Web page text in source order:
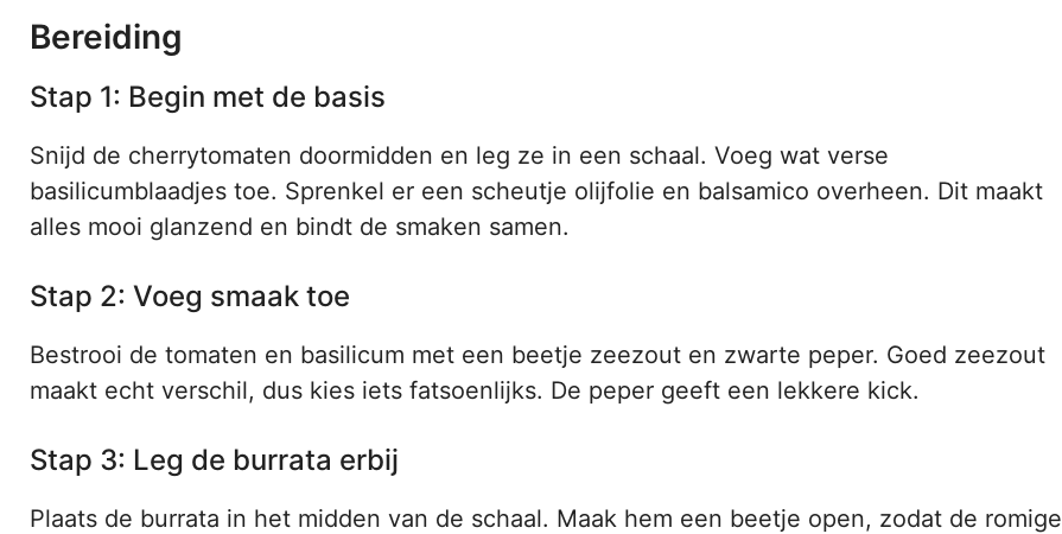
Bereiding
Stap 1: Begin met de basis
Snijd de cherrytomaten doormidden en leg ze in een schaal. Voeg wat verse
basilicumblaadjes toe. Sprenkel er een scheutje olijfolie en balsamico overheen. Dit maakt
alles mooi glanzend en bindt de smaken samen.
Stap 2: Voeg smaak toe
Bestrooi de tomaten en basilicum met een beetje zeezout en zwarte peper. Goed zeezout
maakt echt verschil, dus kies iets fatsoenlijks. De peper geeft een lekkere kick.
Stap 3: Leg de burrata erbij
Plaats de burrata in het midden van de schaal. Maak hem een beetje open, zodat de romige